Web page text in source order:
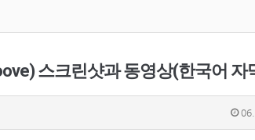
스크린샷과 동영상(한국어 자